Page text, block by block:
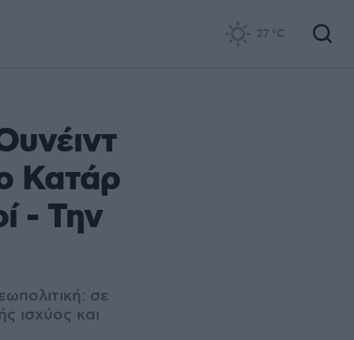
27 °C
Κατάρ
- Την
σε
ισχύος και